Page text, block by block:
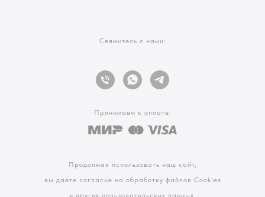
Свяжитесь с нами:
Принимаем к оплате:
Продолжая использовать наш сайт,
вы даете согласие на обработку файлов Cookies
и других пользовательских данных.